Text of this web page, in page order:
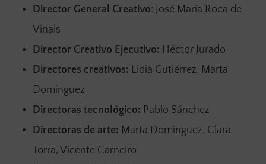
Director General Creativo: José María Roca de
Viñals
Director Creativo Ejecutivo: Héctor Jurado
Directores creativos: Lidia Gutiérrez, Marta
Domínguez
Directoras tecnológico: Pablo Sánchez
Directoras de arte: Marta Domínguez, Clara
Torra, Vicente Carneiro